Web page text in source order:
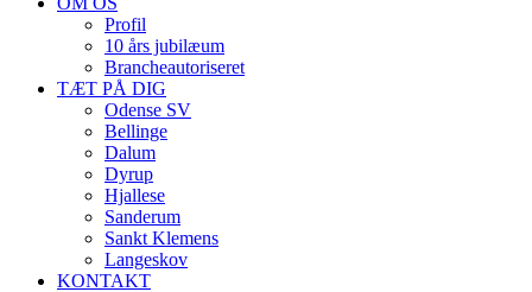
Profil
10 års jubilæum
Brancheautoriseret
TÆT PÅ DIG
Odense SV
Bellinge
Dalum
Dyrup
Hjallese
Sanderum
Sankt Klemens
Langeskov
KONTAKT